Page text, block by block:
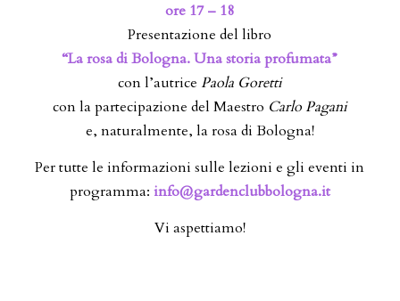
ore 17 – 18
Presentazione del libro
“La rosa di Bologna. Una storia profumata”
con l’autrice Paola Goretti
con la partecipazione del Maestro Carlo Pagani
e, naturalmente, la rosa di Bologna!
Per tutte le informazioni sulle lezioni e gli eventi in
programma: info@gardenclubbologna.it
Vi aspettiamo!